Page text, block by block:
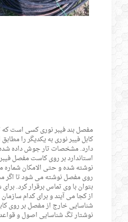
مفصل بند فیبر نوری کسی است
کابل فیبر نوری به یکدیگر را
دارد. مشخصات تار جوش داده
استاندارد بر روی کاست مفصل
نوشته شده و حتی الامکان شماره
روی مفصل نوشته می شود تا اگر
بتوان با وی تماس برقرار کرد.
از کجا می آیند و برای کدام
شناسایی خارج از مفصل بر روی
نوشتار تگ شناسایی اصول و